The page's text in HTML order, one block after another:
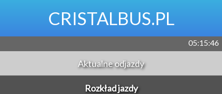
CRISTALBUS.PL
05:15:46
Aktualne odjazdy
Rozkład jazdy